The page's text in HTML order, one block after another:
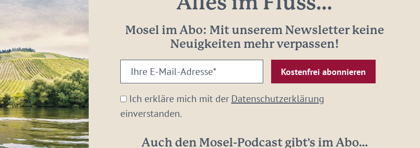
Mosel im Abo: Mit unserem Newsletter keine
Neuigkeiten mehr verpassen!
Ihre
E-
Mail-
Adresse:
Ich erkläre mich mit derDatenschutzerklärung
einverstanden.
Auch den Mosel-Podcast gibt's im Abo...